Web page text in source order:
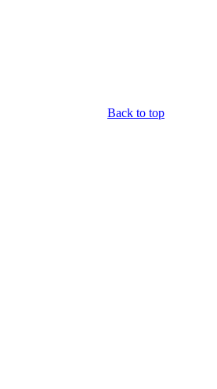
Back to top